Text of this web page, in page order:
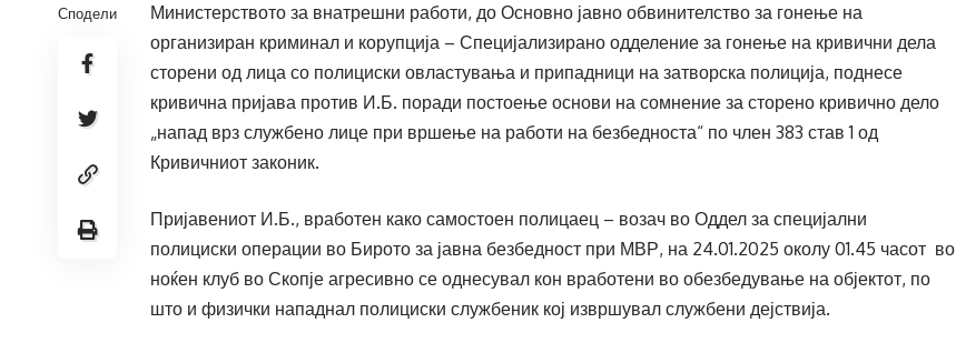
Сподели
Министерството за внатрешни работи, до Основно јавно обвинителство за гонење на
организиран криминал и корупција – Специјализирано одделение за гонење на кривични дела
сторени од лица со полициски овластувања и припадници на затворска полиција, поднесе
кривична пријава против И.Б. поради постоење основи на сомнение за сторено кривично дело
„напад врз службено лице при вршење на работи на безбедноста“ по член 383 став 1 од
Кривичниот законик.
Пријавениот И.Б., вработен како самостоен полицаец – возач во Оддел за специјални
полициски операции во Бирото за јавна безбедност при МВР, на 24.01.2025 околу 01.45 часот во
ноќен клуб во Скопје агресивно се однесувал кон вработени во обезбедување на објектот, по
што и физички нападнал полициски службеник кој извршувал службени дејствија.